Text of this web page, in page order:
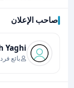
صاحب الإعلان
Yaghi
بائع